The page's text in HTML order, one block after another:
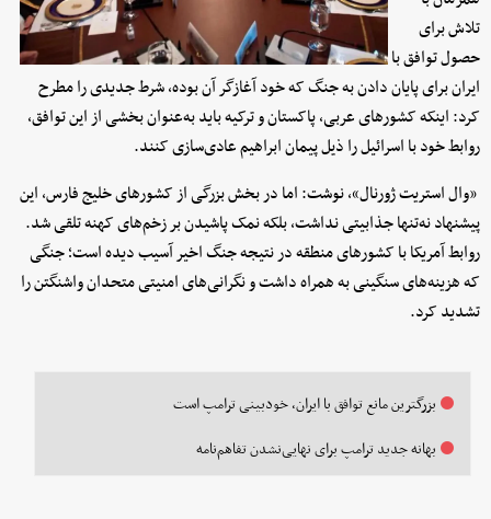
تلاش برای
حصول توافق با
ایران برای پایان دادن به جنگ که خود آغازگر آن بوده، شرط جدیدی را مطرح
کرد: اینکه کشورهای عربی، پاکستان و ترکیه باید به‌عنوان بخشی از این توافق،
روابط خود با اسرائیل را ذیل پیمان ابراهیم عادی‌سازی کنند.
«وال استریت ژورنال»، نوشت: اما در بخش بزرگی از کشورهای خلیج فارس، این
پیشنهاد نه‌تنها جذابیتی نداشت، بلکه نمک پاشیدن بر زخم‌های کهنه تلقی شد.
روابط آمریکا با کشورهای منطقه در نتیجه جنگ اخیر آسیب دیده است؛ جنگی
که هزینه‌های سنگینی به همراه داشت و نگرانی‌های امنیتی متحدان واشنگتن را
تشدید کرد.
بزرگترین مانع توافق با ایران، خودبینی ترامپ است
بهانه جدید ترامپ برای نهایی‌نشدن تفاهم‌نامه